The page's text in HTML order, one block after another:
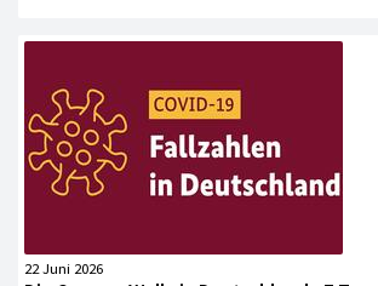
22 Juni 2026